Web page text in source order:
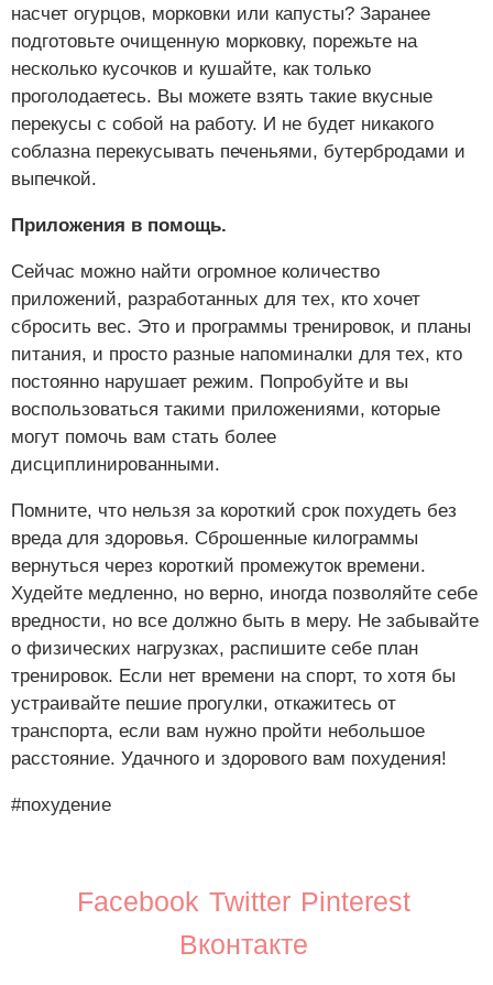
насчет огурцов, морковки или капусты? Заранее
подготовьте очищенную морковку, порежьте на
несколько кусочков и кушайте, как только
проголодаетесь. Вы можете взять такие вкусные
перекусы с собой на работу. И не будет никакого
соблазна перекусывать печеньями, бутербродами и
выпечкой.
Приложения в помощь.
Сейчас можно найти огромное количество
приложений, разработанных для тех, кто хочет
сбросить вес. Это и программы тренировок, и планы
питания, и просто разные напоминалки для тех, кто
постоянно нарушает режим. Попробуйте и вы
воспользоваться такими приложениями, которые
могут помочь вам стать более
дисциплинированными.
Помните, что нельзя за короткий срок похудеть без
вреда для здоровья. Сброшенные килограммы
вернуться через короткий промежуток времени.
Худейте медленно, но верно, иногда позволяйте себе
вредности, но все должно быть в меру. Не забывайте
о физических нагрузках, распишите себе план
тренировок. Если нет времени на спорт, то хотя бы
устраивайте пешие прогулки, откажитесь от
транспорта, если вам нужно пройти небольшое
расстояние. Удачного и здорового вам похудения!
#похудение
Facebook Twitter Pinterest
Вконтакте